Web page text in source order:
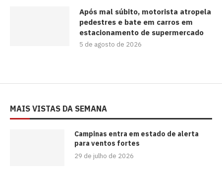
Após mal súbito, motorista atropela
pedestres e bate em carros em
estacionamento de supermercado
5 de agosto de 2026
MAIS VISTAS DA SEMANA
Campinas entra em estado de alerta
para ventos fortes
29 de julho de 2026